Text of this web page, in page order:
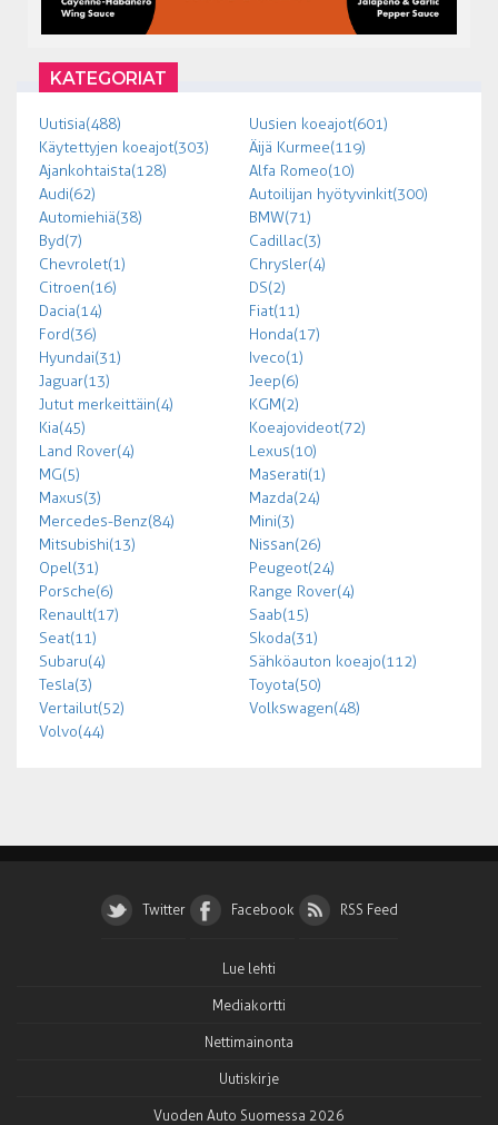
KATEGORIAT
Uutisia (488)
Uusien koeajot (601)
Käytettyjen koeajot (303)
Äijä Kurmee (119)
Ajankohtaista (128)
Alfa Romeo (10)
Audi (62)
Autoilijan hyötyvinkit (300)
Automiehiä (38)
BMW (71)
Byd (7)
Cadillac (3)
Chevrolet (1)
Chrysler (4)
Citroen (16)
DS (2)
Dacia (14)
Fiat (11)
Ford (36)
Honda (17)
Hyundai (31)
Iveco (1)
Jaguar (13)
Jeep (6)
Jutut merkeittäin (4)
KGM (2)
Kia (45)
Koeajovideot (72)
Land Rover (4)
Lexus (10)
MG (5)
Maserati (1)
Maxus (3)
Mazda (24)
Mercedes-Benz (84)
Mini (3)
Mitsubishi (13)
Nissan (26)
Opel (31)
Peugeot (24)
Porsche (6)
Range Rover (4)
Renault (17)
Saab (15)
Seat (11)
Skoda (31)
Subaru (4)
Sähköauton koeajo (112)
Tesla (3)
Toyota (50)
Vertailut (52)
Volkswagen (48)
Volvo (44)
Twitter Facebook RSS Feed
Lue lehti
Mediakortti
Nettimainonta
Uutiskirje
Vuoden Auto Suomessa 2026